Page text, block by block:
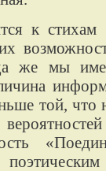
к
же мы
той,